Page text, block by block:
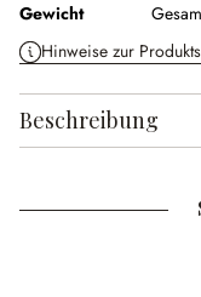
Gewicht
Hinweise zur
Beschreibung